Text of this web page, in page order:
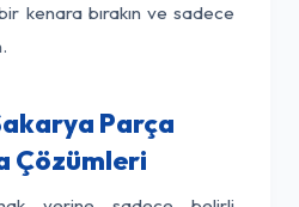
kenara bırakın ve sadece
Parça
Çözümleri